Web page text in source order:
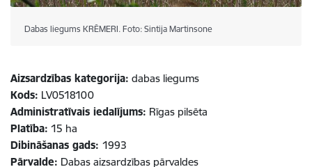
Dabas liegums KRĒMERI. Foto: Sintija Martinsone
Aizsardzības kategorija: dabas liegums
Kods: LV0518100
Administratīvais iedalījums: Rīgas pilsēta
Platība: 15 ha
Dibināšanas gads: 1993
Pārvalde: Dabas aizsardzības pārvaldes